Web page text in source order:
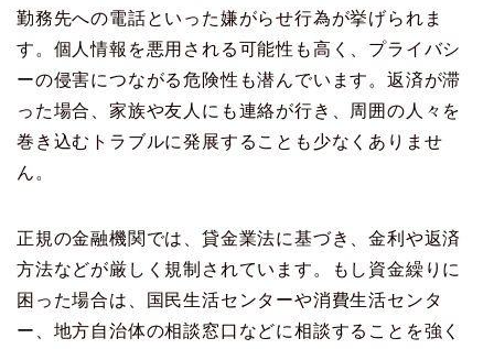
勤務先への電話といった嫌がらせ行為が挙げられま
す。個人情報を悪用される可能性も高く、プライバシ
ーの侵害につながる危険性も潜んでいます。返済が滞
った場合、家族や友人にも連絡が行き、周囲の人々を
巻き込むトラブルに発展することも少なくありませ
ん。
正規の金融機関では、貸金業法に基づき、金利や返済
方法などが厳しく規制されています。もし資金繰りに
困った場合は、国民生活センターや消費生活センタ
ー、地方自治体の相談窓口などに相談することを強く